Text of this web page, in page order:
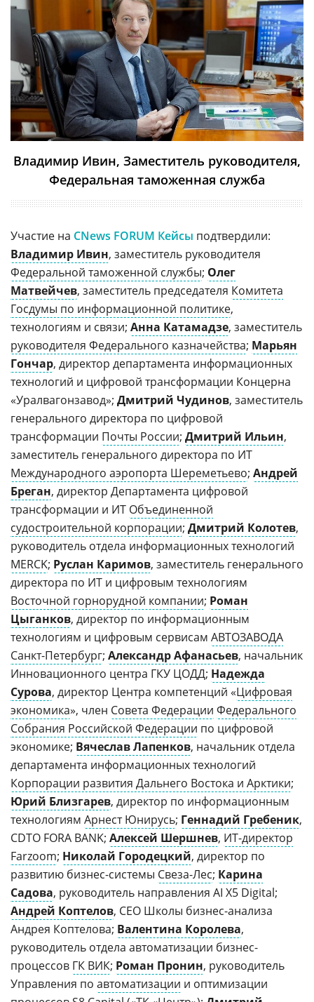
Владимир Ивин, Заместитель руководителя,
Федеральная таможенная служба
Участие на CNews FORUM Кейсы подтвердили:
Владимир Ивин, заместитель руководителя
Федеральной таможенной службы; Олег
Матвейчев, заместитель председателя Комитета
Госдумы по информационной политике,
технологиям и связи; Анна Катамадзе, заместитель
руководителя Федерального казначейства; Марьян
Гончар, директор департамента информационных
технологий и цифровой трансформации Концерна
«Уралвагонзавод»; Дмитрий Чудинов, заместитель
генерального директора по цифровой
трансформации Почты России; Дмитрий Ильин,
заместитель генерального директора по ИТ
Международного аэропорта Шереметьево; Андрей
Бреган, директор Департамента цифровой
трансформации и ИТ Объединенной
судостроительной корпорации; Дмитрий Колотев,
руководитель отдела информационных технологий
MERCK; Руслан Каримов, заместитель генерального
директора по ИТ и цифровым технологиям
Восточной горнорудной компании; Роман
Цыганков, директор по информационным
технологиям и цифровым сервисам АВТОЗАВОДА
Санкт-Петербург; Александр Афанасьев, начальник
Инновационного центра ГКУ ЦОДД; Надежда
Сурова, директор Центра компетенций «Цифровая
экономика», член Совета Федерации Федерального
Собрания Российской Федерации по цифровой
экономике; Вячеслав Лапенков, начальник отдела
департамента информационных технологий
Корпорации развития Дальнего Востока и Арктики;
Юрий Близгарев, директор по информационным
технологиям Арнест Юнирусь; Геннадий Гребеник,
CDTO FORA BANK; Алексей Шершнев, ИТ-директор
Farzoom; Николай Городецкий, директор по
развитию бизнес-системы Свеза-Лес; Карина
Садова, руководитель направления AI X5 Digital;
Андрей Коптелов, CEO Школы бизнес-анализа
Андрея Коптелова; Валентина Королева,
руководитель отдела автоматизации бизнес-
процессов ГК ВИК; Роман Пронин, руководитель
Управления по автоматизации и оптимизации